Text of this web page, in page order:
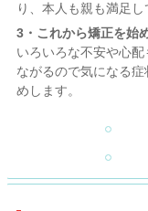
り、本人も親も満足し
3・これから矯正を始
いろいろな不安や心
ながるので気になる
めします。